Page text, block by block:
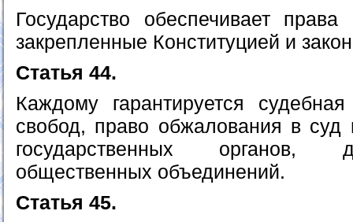
Государство обеспечивает
закрепленные Конституцией и
Статья 44.
Каждому гарантируется
свобод, право обжалования в суд
государственных органов,
общественных объединений.
Статья 45.